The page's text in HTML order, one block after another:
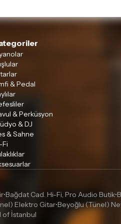
& Pedal
& Perküsyon
& DJ
& Sahne
Fi
•Bağdat Cad. Hi-Fi, Pro Audio Butik•
Elektro Gitar•Beyoğlu (Tünel)
of İstanbul